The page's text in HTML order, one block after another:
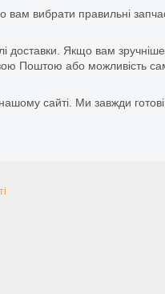
вибрати правильні
доставки. Якщо вам
Поштою або можливість
сайті. Ми завжди